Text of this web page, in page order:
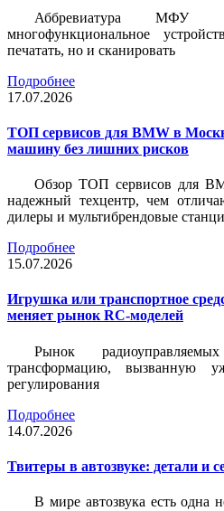
Аббревиатура МФУ
многофункциональное
печатать, но и сканировать
Подробнее
17.07.2026
ТОП сервисов для BMW в
машину без лишних рисков
Обзор ТОП сервисов для
надежный техцентр, чем
дилеры и мультибрендовые
Подробнее
15.07.2026
Игрушка или транспортное
меняет рынок RC-моделей
Рынок
трансформацию, вызванную
регулирования
Подробнее
14.07.2026
Твитеры в автозвуке: детали и
В мире автозвука есть одна